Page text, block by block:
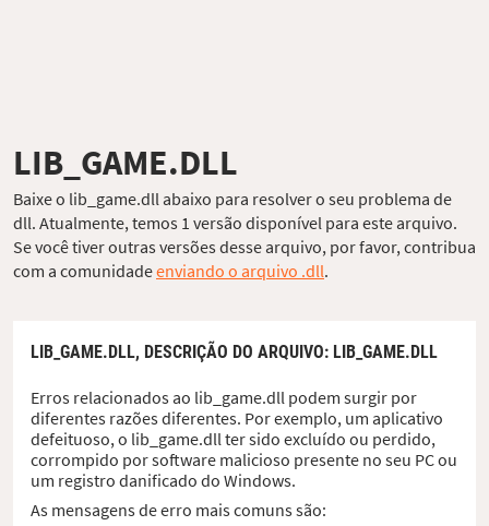
LIB_GAME.DLL
Baixe o lib_game.dll abaixo para resolver o seu problema de
dll. Atualmente, temos 1 versão disponível para este arquivo.
Se você tiver outras versões desse arquivo, por favor, contribua
com a comunidadeenviando o arquivo .dll.
LIB_GAME.DLL, DESCRIÇÃO DO ARQUIVO: LIB_GAME.DLL
Erros relacionados ao lib_game.dll podem surgir por
diferentes razões diferentes. Por exemplo, um aplicativo
defeituoso, o lib_game.dll ter sido excluído ou perdido,
corrompido por software malicioso presente no seu PC ou
um registro danificado do Windows.
As mensagens de erro mais comuns são: